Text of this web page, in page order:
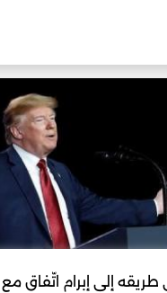
إلى إبرام اتّفاق مع